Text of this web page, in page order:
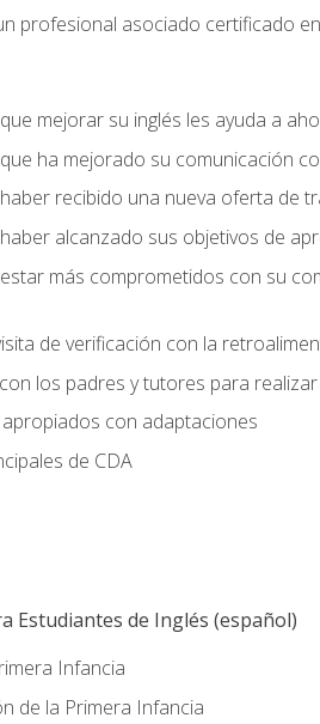
profesional asociado certificado
mejorar su inglés les ayuda a
ha mejorado su comunicación
recibido una nueva oferta de
alcanzado sus objetivos de
más comprometidos con su
de verificación con la
los padres y tutores para
con adaptaciones
de CDA
Estudiantes de Inglés (español)
Infancia
de la Primera Infancia